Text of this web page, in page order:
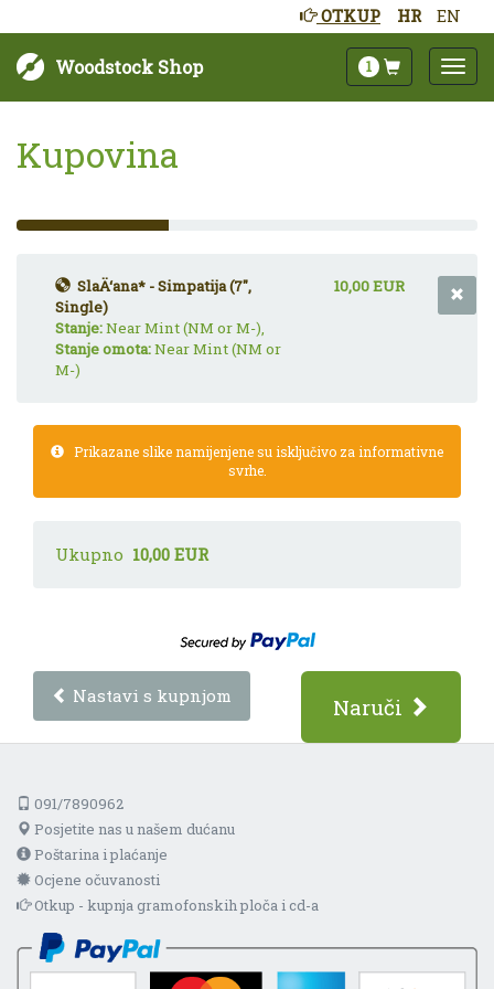
HR EN
OTKUP
Woodstock Shop 1
Kupovina
33%
Complete
SlaÄ‘ana* - Simpatija (7",
Single)
Stanje:Near Mint (NM or M-),
Stanje omota:Near Mint (NM or
M-)
10,00 EUR
Prikazane slike namijenjene su isključivo za informativne
svrhe.
Ukupno 10,00 EUR
Nastavi s kupnjom Naruči
091/7890962
Posjetite nas u našem dućanu
Poštarina i plaćanje
Ocjene očuvanosti
Otkup - kupnja gramofonskih ploča i cd-a